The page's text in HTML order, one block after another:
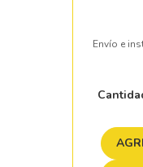
Envío e